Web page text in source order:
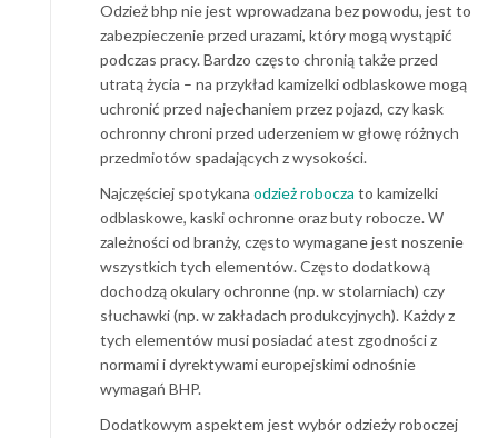
Odzież bhp nie jest wprowadzana bez powodu, jest to
zabezpieczenie przed urazami, który mogą wystąpić
podczas pracy. Bardzo często chronią także przed
utratą życia – na przykład kamizelki odblaskowe mogą
uchronić przed najechaniem przez pojazd, czy kask
ochronny chroni przed uderzeniem w głowę różnych
przedmiotów spadających z wysokości.
Najczęściej spotykana odzież robocza to kamizelki
odblaskowe, kaski ochronne oraz buty robocze. W
zależności od branży, często wymagane jest noszenie
wszystkich tych elementów. Często dodatkową
dochodzą okulary ochronne (np. w stolarniach) czy
słuchawki (np. w zakładach produkcyjnych). Każdy z
tych elementów musi posiadać atest zgodności z
normami i dyrektywami europejskimi odnośnie
wymagań BHP.
Dodatkowym aspektem jest wybór odzieży roboczej